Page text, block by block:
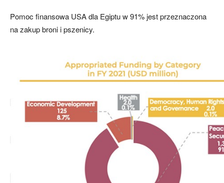
Pomoc finansowa USA dla Egiptu w 91% jest przeznaczona
na zakup broni i pszenicy.